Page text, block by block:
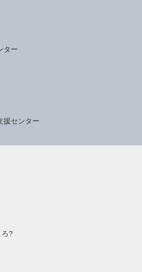
ター
援センター
ろ?